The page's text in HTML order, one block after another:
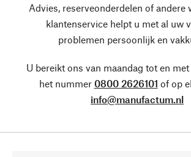
Advies, reserveonderdelen of andere
klantenservice helpt u met al uw
problemen persoonlijk en
U bereikt ons van maandag tot en
het nummer 0800 2626101 of op
info@manufactum.nl